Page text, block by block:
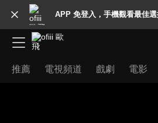
APP 免登入，手機觀看最佳
推薦 電視頻道 戲劇 電影